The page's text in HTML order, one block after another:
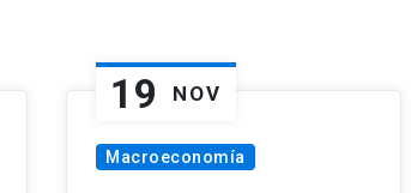
19 NOV
Macroeconomía